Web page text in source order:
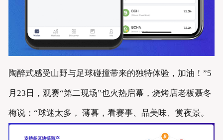
陶醉式感受山野与足球碰撞带来的独特体验，加油！”5
月23日，观赛“第二现场”也火热启幕，烧烤店老板聂冬
梅说：“球迷太多， 薄暮，看赛事、品美味、赏夜景。